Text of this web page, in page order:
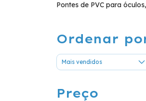
Pontes de PVC para
Ordenar
Preço